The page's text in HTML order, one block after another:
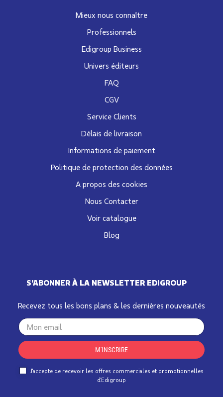
S'ABONNER À LA NEWSLETTER EDIGROUP
Recevez tous les bons plans & les dernières nouveautés
Your
email
M'INSCRIRE
J'accepte de recevoir les offres commerciales et promotionnelles
d'Edigroup
Mieux nous connaître
Professionnels
Edigroup Business
Univers éditeurs
FAQ
CGV
Service Clients
Délais de livraison
Informations de paiement
Politique de protection des données
A propos des cookies
Nous Contacter
Voir catalogue
Blog